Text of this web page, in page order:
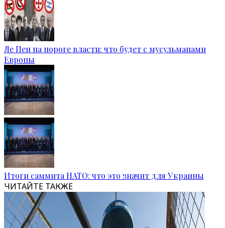
Ле Пен на пороге власти: что будет с мусульманами
Европы
Итоги саммита НАТО: что это значит для Украины
ЧИТАЙТЕ ТАКЖЕ